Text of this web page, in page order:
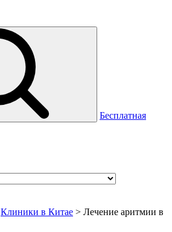
Бесплатная
Клиники в Китае > Лечение аритмии в